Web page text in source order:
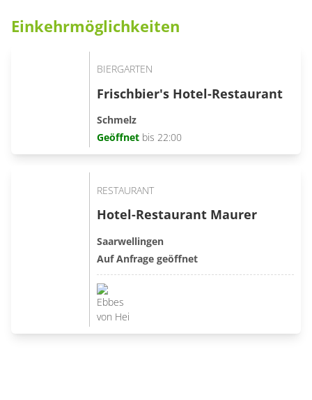
Einkehrmöglichkeiten
BIERGARTEN
Frischbier's Hotel-Restaurant
Schmelz
Geöffnet bis 22:00
RESTAURANT
Hotel-Restaurant Maurer
Saarwellingen
Auf Anfrage geöffnet